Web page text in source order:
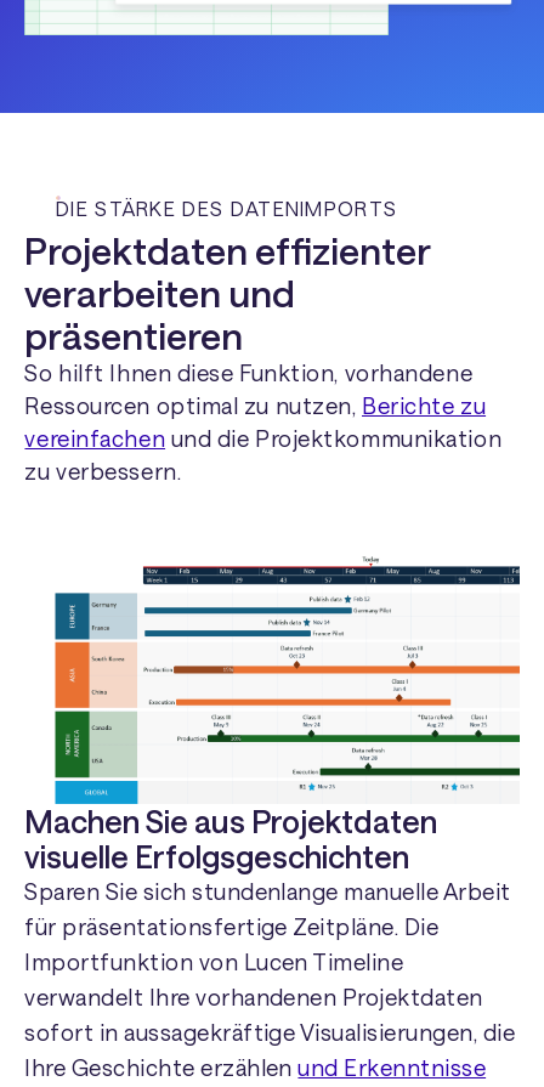
DIE STÄRKE DES DATENIMPORTS
Projektdaten effizienter
verarbeiten und
präsentieren
So hilft Ihnen diese Funktion, vorhandene
Ressourcen optimal zu nutzen, Berichte zu
vereinfachen und die Projektkommunikation
zu verbessern.
Machen Sie aus Projektdaten
visuelle Erfolgsgeschichten
Sparen Sie sich stundenlange manuelle Arbeit
für präsentationsfertige Zeitpläne. Die
Importfunktion von Lucen Timeline
verwandelt Ihre vorhandenen Projektdaten
sofort in aussagekräftige Visualisierungen, die
Ihre Geschichte erzählenund Erkenntnisse